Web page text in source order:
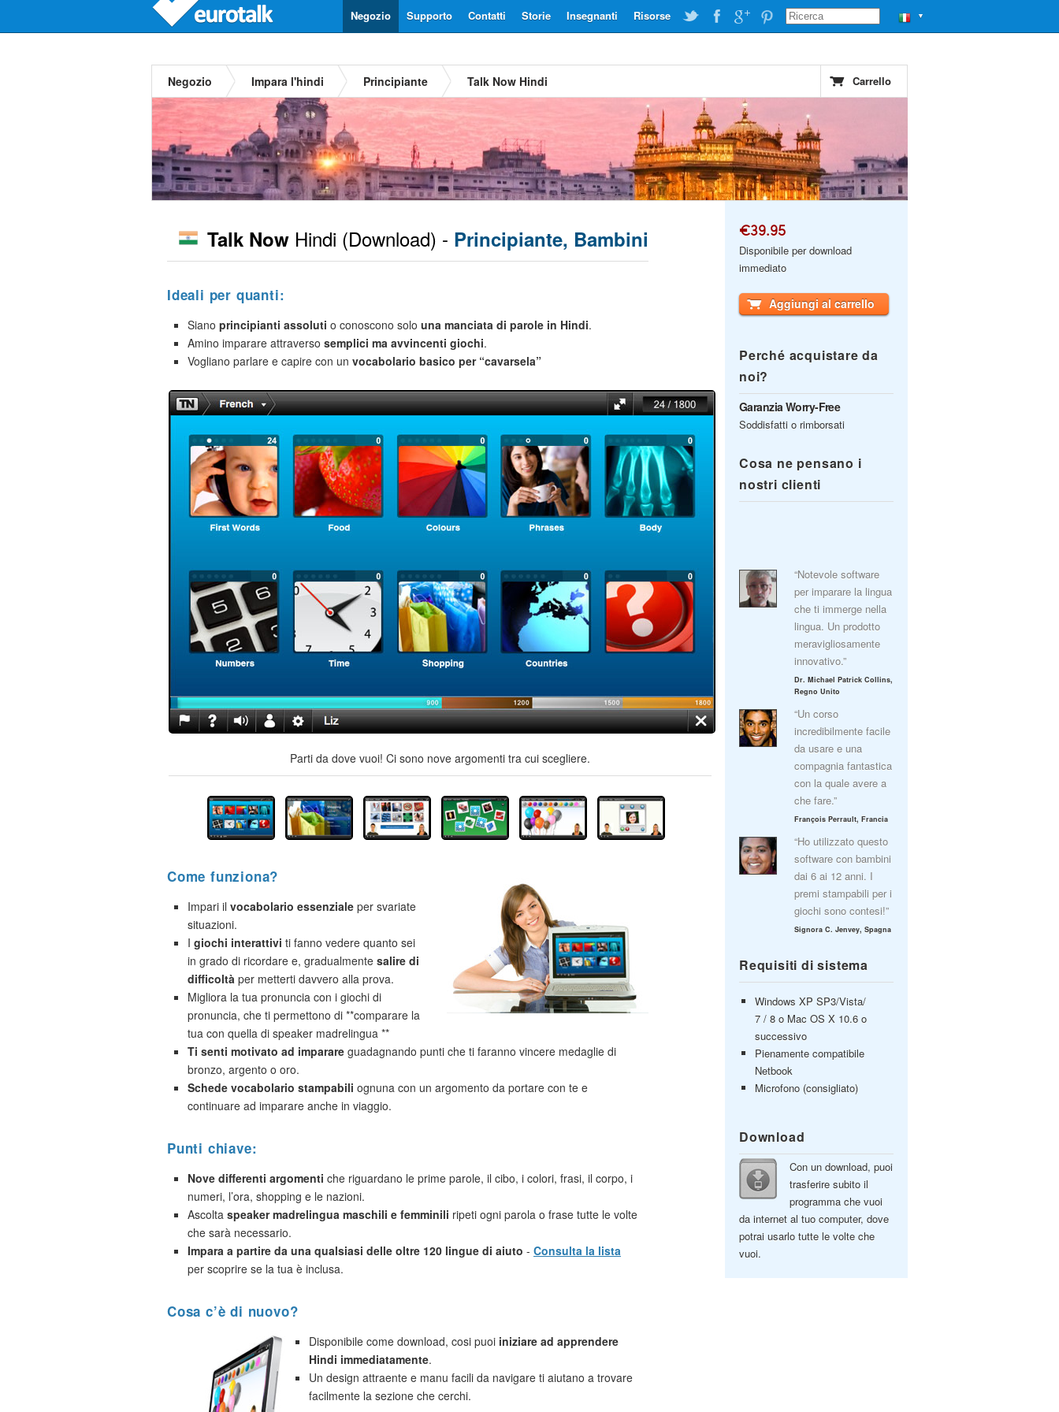
▼
Risorse
Insegnanti
Storie
Contatti
Supporto
Negozio
Negozio Impara l'hindi Principiante Talk Now Hindi Carrello
Talk Now Hindi (Download) - Principiante, Bambini
Ideali per quanti:
Siano principianti assoluti o conoscono solo una manciata di parole in Hindi.
Amino imparare attraverso semplici ma avvincenti giochi.
Vogliano parlare e capire con un vocabolario basico per “cavarsela”
Parti da dove vuoi! Ci sono nove argomenti tra cui scegliere.
Come funziona?
Impari il vocabolario essenziale per svariate
situazioni.
I giochi interattivi ti fanno vedere quanto sei
in grado di ricordare e, gradualmente salire di
difficoltà per metterti davvero alla prova.
Migliora la tua pronuncia con i giochi di
pronuncia, che ti permettono di **comparare la
tua con quella di speaker madrelingua **
Ti senti motivato ad imparare guadagnando punti che ti faranno vincere medaglie di
bronzo, argento o oro.
Schede vocabolario stampabili ognuna con un argomento da portare con te e
continuare ad imparare anche in viaggio.
Punti chiave:
Nove differenti argomenti che riguardano le prime parole, il cibo, i colori, frasi, il corpo, i
numeri, l’ora, shopping e le nazioni.
Ascolta speaker madrelingua maschili e femminili ripeti ogni parola o frase tutte le volte
che sarà necessario.
Impara a partire da una qualsiasi delle oltre 120 lingue di aiuto - Consulta la lista
per scoprire se la tua è inclusa.
Cosa c’è di nuovo?
Disponibile come download, cosi puoi iniziare ad apprendere
Hindi immediatamente.
Un design attraente e manu facili da navigare ti aiutano a trovare
facilmente la sezione che cerchi.
€39.95
Disponibile per download
immediato
Aggiungi al carrello
Perché acquistare da
noi?
Garanzia Worry-Free
Soddisfatti o rimborsati
Cosa ne pensano i
nostri clienti
“Notevole software
per imparare la lingua
che ti immerge nella
lingua. Un prodotto
meravigliosamente
innovativo.”
Dr. Michael Patrick Collins,
Regno Unito
“Un corso
incredibilmente facile
da usare e una
compagnia fantastica
con la quale avere a
che fare.”
François Perrault, Francia
“Ho utilizzato questo
software con bambini
dai 6 ai 12 anni. I
premi stampabili per i
giochi sono contesi!”
Signora C. Jenvey, Spagna
Requisiti di sistema
Windows XP SP3/Vista/
7 / 8 o Mac OS X 10.6 o
successivo
Pienamente compatibile
Netbook
Microfono (consigliato)
Download
Con un download, puoi
trasferire subito il
programma che vuoi
da internet al tuo computer, dove
potrai usarlo tutte le volte che
vuoi.